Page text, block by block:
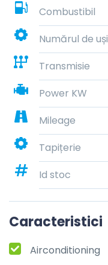
Combustibil
Numărul de uși
Transmisie
Power KW
Mileage
Tapițerie
Id stoc
Caracteristici
Airconditioning